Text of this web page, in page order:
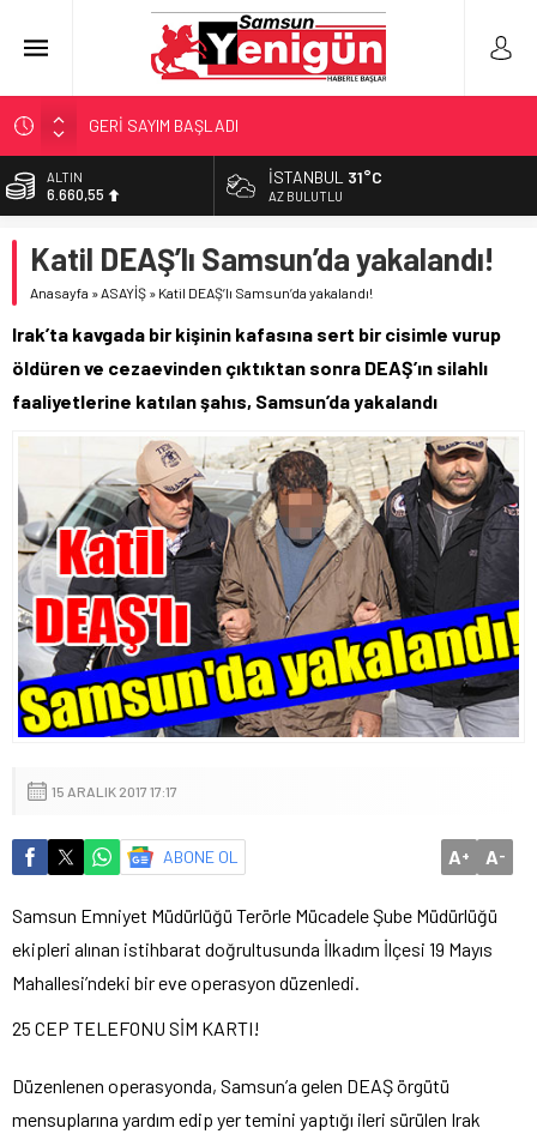
GERİ SAYIM BAŞLADI
SAMSUNSPOR’DA HEDEF 5’İNCİLİK!
‘BAFRA’YA YATIRIM YAPIN!’
YÖNETİCİ SEÇERKEN YAPILAN EN BÜYÜK HATALAR
ALTIN
6.660,55
13.779,39
DOLAR
55,1881
İSTANBUL 31°C
AZ BULUTLU
Katil DEAŞ’lı Samsun’da yakalandı!
Anasayfa »ASAYİŞ » Katil DEAŞ’lı Samsun’da yakalandı!
Irak’ta kavgada bir kişinin kafasına sert bir cisimle vurup
öldüren ve cezaevinden çıktıktan sonra DEAŞ’ın silahlı
faaliyetlerine katılan şahıs, Samsun’da yakalandı
15 ARALIK 2017 17:17
ABONE OL A+ A-
Samsun Emniyet Müdürlüğü Terörle Mücadele Şube Müdürlüğü
ekipleri alınan istihbarat doğrultusunda İlkadım İlçesi 19 Mayıs
Mahallesi’ndeki bir eve operasyon düzenledi.
25 CEP TELEFONU SİM KARTI!
Düzenlenen operasyonda, Samsun’a gelen DEAŞ örgütü
mensuplarına yardım edip yer temini yaptığı ileri sürülen Irak